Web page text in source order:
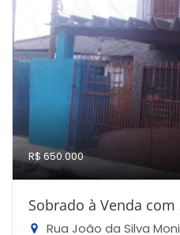
R$ 650.000
Sobrado à Venda
Rua João da Silva Moniz